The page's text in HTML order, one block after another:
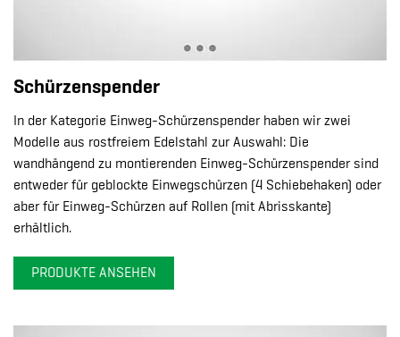
Schürzenspender
In der Kategorie Einweg-Schürzenspender haben wir zwei
Modelle aus rostfreiem Edelstahl zur Auswahl: Die
wandhängend zu montierenden Einweg-Schürzenspender sind
entweder für geblockte Einwegschürzen (4 Schiebehaken) oder
aber für Einweg-Schürzen auf Rollen (mit Abrisskante)
erhältlich.
PRODUKTE ANSEHEN